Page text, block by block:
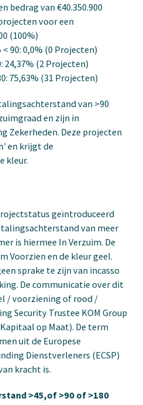
bedrag van €40.350.900
voor een
(100%)
90: 0,0% (0 Projecten)
(2 Projecten)
75,63% (31 Projecten)
van >90
en zijn in
Zekerheden. Deze projecten
en krijgt de
kleur.
geïntroduceerd
van meer
is hiermee In Verzuim. De
Voorzien en de kleur geel.
sprake te zijn van incasso
De communicatie over dit
/ voorziening of rood /
Security Trustee KOM Group
op Maat). De term
uit de Europese
Dienstverleners (ECSP)
kracht is.
>45,of >90 of >180